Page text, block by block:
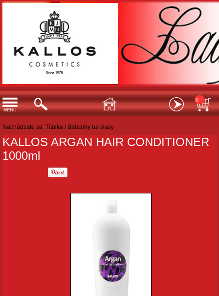
0
Nachádzate sa: Titulka / Balzamy na vlasy
KALLOS ARGAN HAIR CONDITIONER
1000ml